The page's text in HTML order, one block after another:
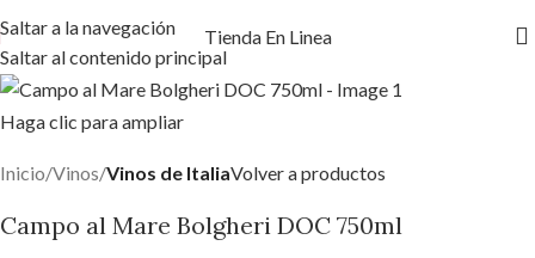
Saltar a la navegación
Saltar al contenido principal
Tienda En Linea
Haga clic para ampliar
Inicio Vinos Vinos de ItaliaVolver a productos
Campo al Mare Bolgheri DOC 750ml